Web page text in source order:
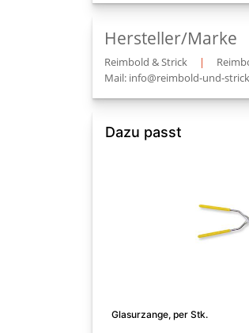
Hersteller/Marke
Reimbold & Strick |
Mail: info@reimbold-und-
Dazu passt
Glasurzange, per Stk.